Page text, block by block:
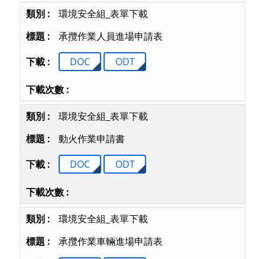
環境安全組_表單下載
承攬作業人員進場申請表
DOC
ODT
環境安全組_表單下載
動火作業申請書
DOC
ODT
環境安全組_表單下載
承攬作業車輛進場申請表